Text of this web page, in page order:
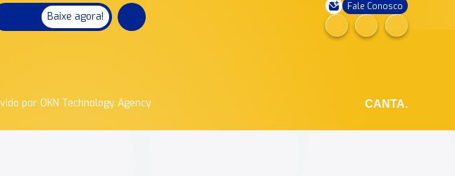
Baixe agora!
Fale Conosco
por OKN Technology Agency CANTA.